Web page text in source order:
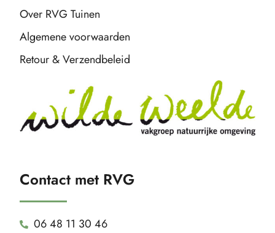
Over RVG Tuinen
Algemene voorwaarden
Retour & Verzendbeleid
Contact met RVG
06 48 11 30 46